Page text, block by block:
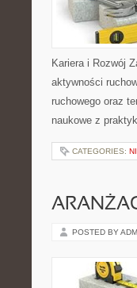
Kariera i Rozwój
aktywności
ruchowego oraz
naukowe z
CATEGORIES:
POSTED BY